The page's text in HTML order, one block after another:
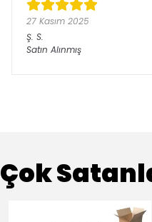
27 Kasım 2025
Ş. S.
Satın Alınmış
Çok